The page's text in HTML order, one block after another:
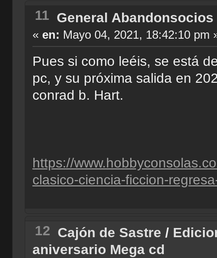
11 General Abandonsocios
« en: Mayo 04, 2021, 18:42:10 pm
Pues si como leéis, se está
pc, y su próxima salida en
conrad b. Hart.
https://
clasico-ciencia-ficcion-
12 Cajón de Sastre /
aniversario Mega cd